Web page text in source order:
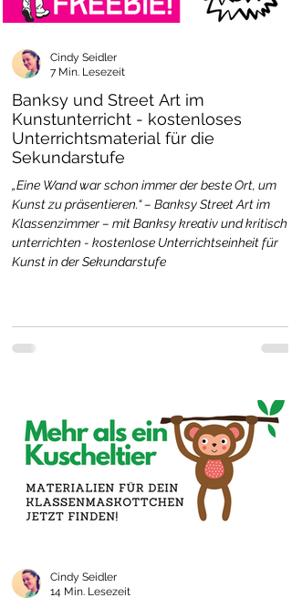
Banksy und Street Art im
Kunstunterricht - kostenloses
Unterrichtsmaterial für die
Sekundarstufe
„Eine Wand war schon immer der beste Ort, um
Kunst zu präsentieren.“ – Banksy Street Art im
Klassenzimmer – mit Banksy kreativ und kritisch
unterrichten - kostenlose Unterrichtseinheit für
Kunst in der Sekundarstufe
Cindy Seidler
7 Min. Lesezeit
Cindy Seidler
14 Min. Lesezeit